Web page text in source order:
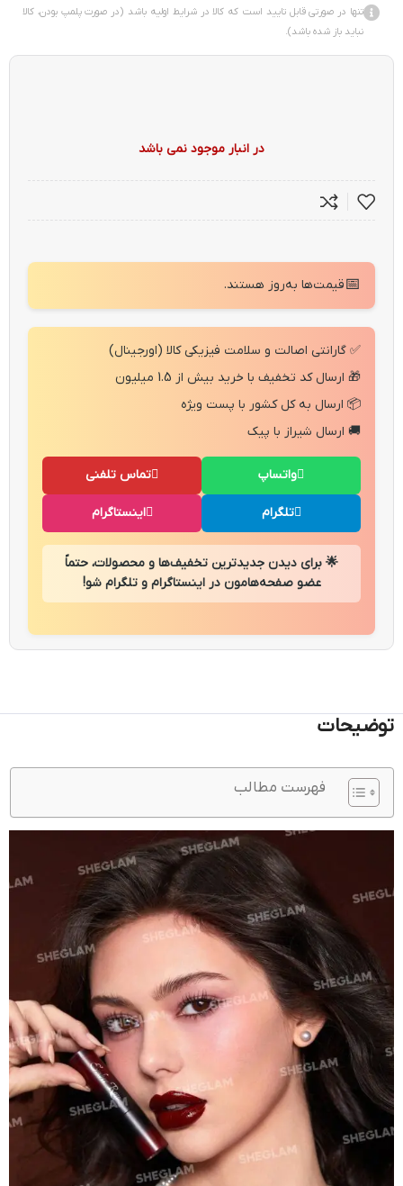
تنها در صورتی قابل تایید است که کالا در شرایط اولیه باشد (در صورت پلمپ بودن، کالا
نباید باز شده باشد).
در انبار موجود نمی باشد
📅قیمت‌ها به‌روز هستند.
✅ گارانتی اصالت و سلامت فیزیکی کالا (اورجینال)
🎁 ارسال کد تخفیف با خرید بیش از 1.5 میلیون
📦 ارسال به کل کشور با پست ویژه
🚚 ارسال شیراز با پیک
تماس تلفنی واتساپ
اینستاگرام تلگرام
🌟 برای دیدن جدیدترین تخفیف‌ها و محصولات، حتماً
عضو صفحه‌هامون در اینستاگرام و تلگرام شو!
توضیحات
فهرست مطالب